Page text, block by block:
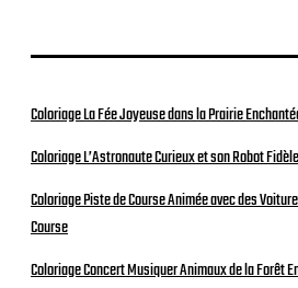
Coloriage La Fée Joyeuse dans la Prairie
Coloriage L’Astronaute Curieux et son Robot
Coloriage Piste de Course Animée avec des
Course
Coloriage Concert Musiquer Animaux de la Forêt